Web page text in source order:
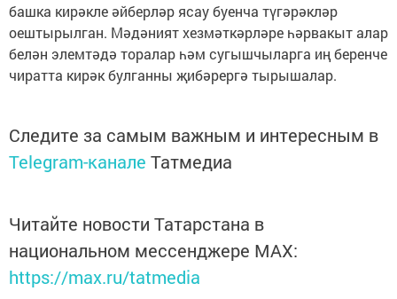
башка кирәкле әйберләр ясау буенча түгәрәкләр
оештырылган. Мәдәният хезмәткәрләре һәрвакыт алар
белән элемтәдә торалар һәм сугышчыларга иң беренче
чиратта кирәк булганны җибәрергә тырышалар.
Следите за самым важным и интересным в
Telegram-канале Татмедиа
Читайте новости Татарстана в
национальном мессенджере MАХ:
https://max.ru/tatmedia